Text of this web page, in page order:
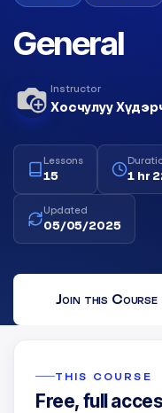
General
Instructor
Хосчулуу
Lessons
15 1 hr
Updated
05/05/2025
Join this Course
THIS COURSE
Free, full